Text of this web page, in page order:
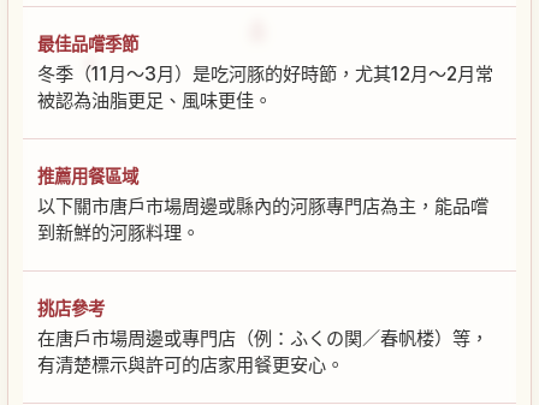
最佳品嚐季節
冬季（11月～3月）是吃河豚的好時節，尤其12月～2月常
被認為油脂更足、風味更佳。
推薦用餐區域
以下關市唐戶市場周邊或縣內的河豚專門店為主，能品嚐
到新鮮的河豚料理。
挑店參考
在唐戶市場周邊或專門店（例：ふくの関／春帆楼）等，
有清楚標示與許可的店家用餐更安心。